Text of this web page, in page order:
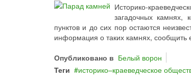
Историко-
загадочных камнях,
пунктов и до сих пор остаются
информация о таких камнях, сообщить
Опубликовано в Белый ворон
Теги
историко–краеведческое